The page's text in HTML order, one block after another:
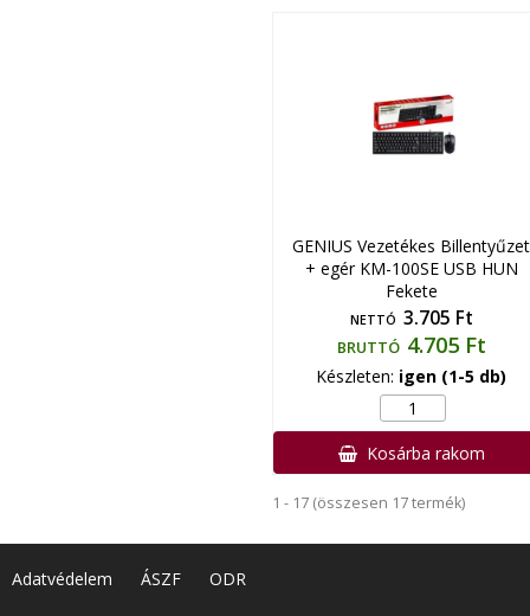
GENIUS Vezetékes Billentyűzet
+ egér KM-100SE USB HUN
Fekete
NETTÓ 3.705 Ft
BRUTTÓ 4.705 Ft
Készleten: igen (1-5 db)
Kosárba rakom
1 - 17 (összesen 17 termék)
Adatvédelem ÁSZF ODR